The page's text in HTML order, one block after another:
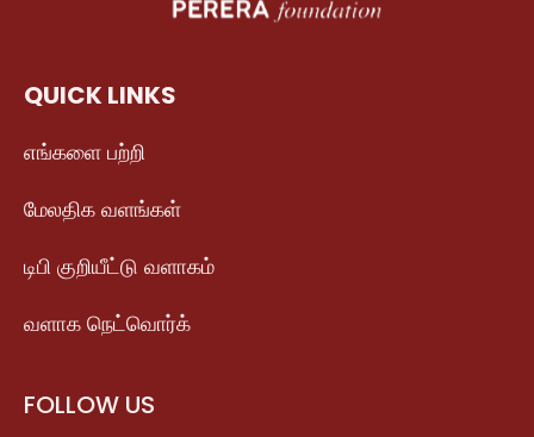
QUICK LINKS
எங்களை பற்றி
மேலதிக வளங்கள்
டிபி குறியீட்டு வளாகம்
வளாக நெட்வொர்க்
FOLLOW US